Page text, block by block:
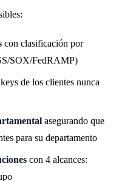
con clasificación por
SOX/FedRAMP)
de los clientes nunca
asegurando que
para su departamento
con 4 alcances: